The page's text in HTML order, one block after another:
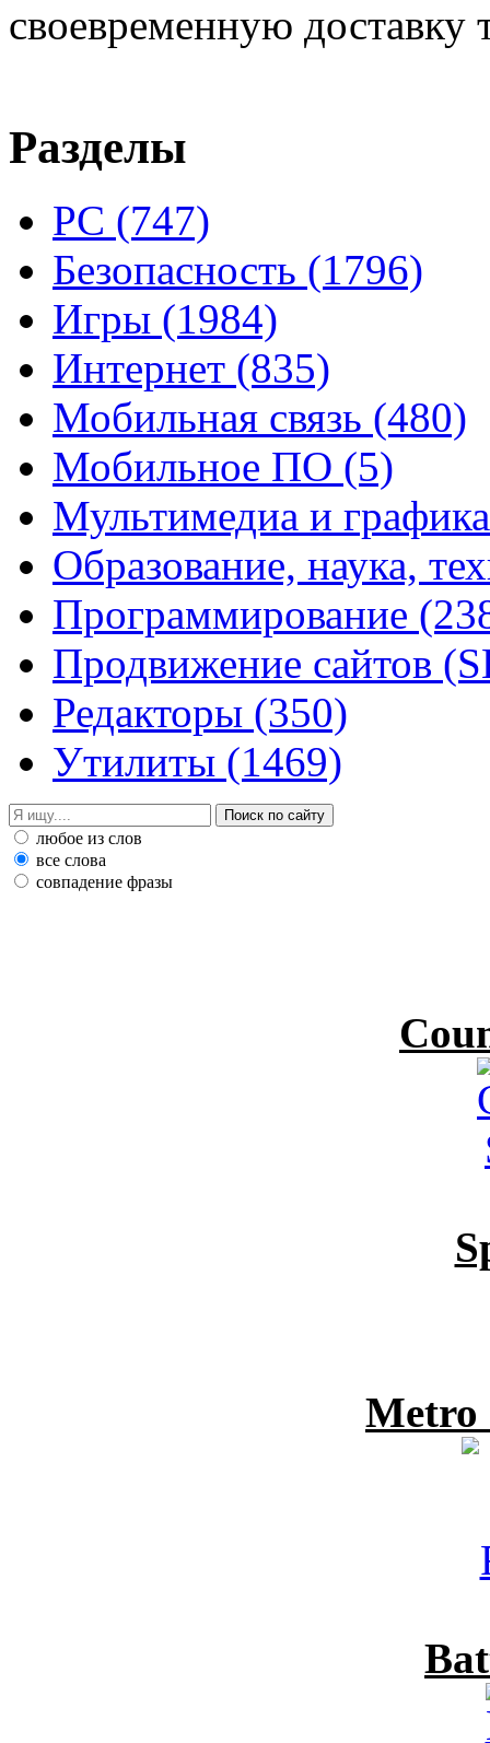
своевременную доставку
Разделы
PC (747)
Безопасность (1796)
Игры (1984)
Интернет (835)
Мобильная связь (480)
Мобильное ПО (5)
Мультимедиа и
Образование, наука,
Программирование
Продвижение сайтов
Редакторы (350)
Утилиты (1469)
любое из слов
все слова
совпадение фразы
Metro